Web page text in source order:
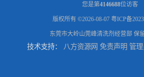
您是第4146688位访客
版权所有 ©2026-08-07 粤ICP备
东莞市大岭山莞峰清洗剂经营部 保
技术支持： 八方资源网 免责声明 管